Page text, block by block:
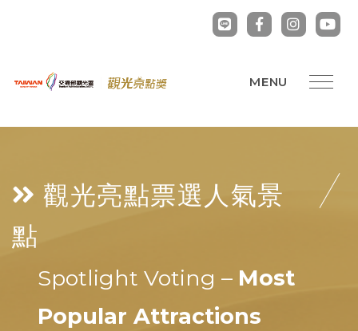
觀光亮點票選 人氣景
點
Spotlight Voting – Most
Popular Attractions